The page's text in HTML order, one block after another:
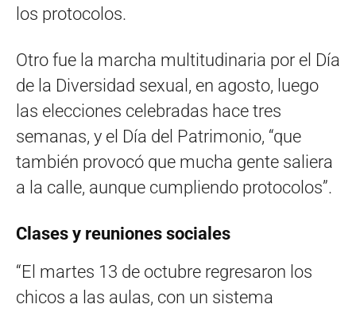
los protocolos.
Otro fue la marcha multitudinaria por el Día
de la Diversidad sexual, en agosto, luego
las elecciones celebradas hace tres
semanas, y el Día del Patrimonio, “que
también provocó que mucha gente saliera
a la calle, aunque cumpliendo protocolos”.
Clases y reuniones sociales
“El martes 13 de octubre regresaron los
chicos a las aulas, con un sistema